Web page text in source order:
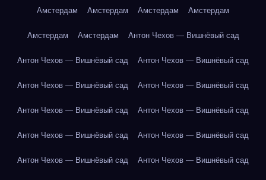
Амстердам Амстердам Амстердам Амстердам
Амстердам Амстердам Антон Чехов — Вишнёвый сад
Антон Чехов — Вишнёвый сад Антон Чехов — Вишнёвый сад
Антон Чехов — Вишнёвый сад Антон Чехов — Вишнёвый сад
Антон Чехов — Вишнёвый сад Антон Чехов — Вишнёвый сад
Антон Чехов — Вишнёвый сад Антон Чехов — Вишнёвый сад
Антон Чехов — Вишнёвый сад Антон Чехов — Вишнёвый сад